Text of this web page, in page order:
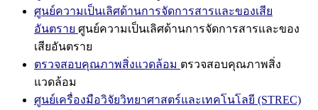
ศูนย์ความเป็นเลิศด้านการจัดการสารและของเสีย
อันตราย ศูนย์ความเป็นเลิศด้านการจัดการสารและของ
เสียอันตราย
ตรวจสอบคุณภาพสิ่งแวดล้อม ตรวจสอบคุณภาพสิ่ง
แวดล้อม
ศูนย์เครื่องมือวิจัยวิทยาศาสตร์และเทคโนโลยี (STREC)